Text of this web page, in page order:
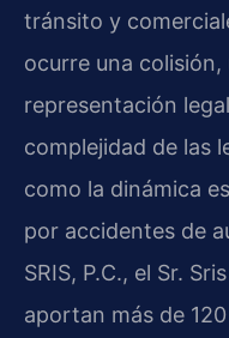
tránsito y
ocurre una
representación
complejidad de las
como la dinámica
por accidentes de
SRIS, P.C., el Sr.
aportan más de